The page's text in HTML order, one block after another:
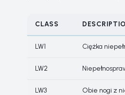
CLASS
LW1 Ciężka
LW2
LW3 Obie nogi z